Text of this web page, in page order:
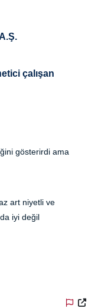
çalışan
gösterirdi ama
art niyetli ve
iyi değil